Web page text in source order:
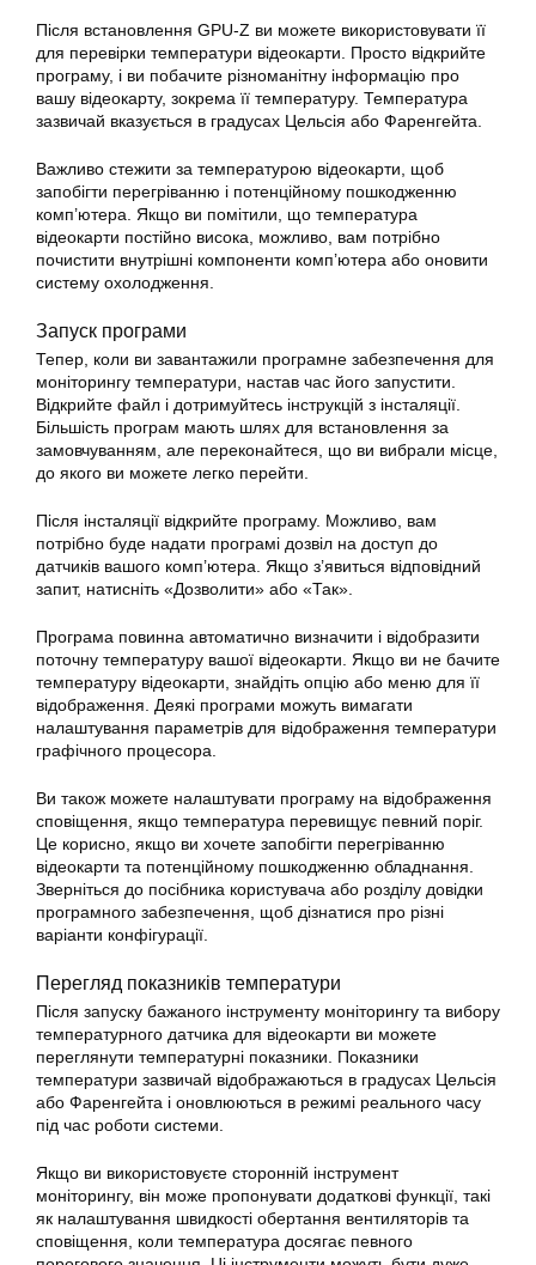
Після встановлення GPU-Z ви можете використовувати її
для перевірки температури відеокарти. Просто відкрийте
програму, і ви побачите різноманітну інформацію про
вашу відеокарту, зокрема її температуру. Температура
зазвичай вказується в градусах Цельсія або Фаренгейта.
Важливо стежити за температурою відеокарти, щоб
запобігти перегріванню і потенційному пошкодженню
комп’ютера. Якщо ви помітили, що температура
відеокарти постійно висока, можливо, вам потрібно
почистити внутрішні компоненти комп’ютера або оновити
систему охолодження.
Запуск програми
Тепер, коли ви завантажили програмне забезпечення для
моніторингу температури, настав час його запустити.
Відкрийте файл і дотримуйтесь інструкцій з інсталяції.
Більшість програм мають шлях для встановлення за
замовчуванням, але переконайтеся, що ви вибрали місце,
до якого ви можете легко перейти.
Після інсталяції відкрийте програму. Можливо, вам
потрібно буде надати програмі дозвіл на доступ до
датчиків вашого комп’ютера. Якщо з’явиться відповідний
запит, натисніть «Дозволити» або «Так».
Програма повинна автоматично визначити і відобразити
поточну температуру вашої відеокарти. Якщо ви не бачите
температуру відеокарти, знайдіть опцію або меню для її
відображення. Деякі програми можуть вимагати
налаштування параметрів для відображення температури
графічного процесора.
Ви також можете налаштувати програму на відображення
сповіщення, якщо температура перевищує певний поріг.
Це корисно, якщо ви хочете запобігти перегріванню
відеокарти та потенційному пошкодженню обладнання.
Зверніться до посібника користувача або розділу довідки
програмного забезпечення, щоб дізнатися про різні
варіанти конфігурації.
Перегляд показників температури
Після запуску бажаного інструменту моніторингу та вибору
температурного датчика для відеокарти ви можете
переглянути температурні показники. Показники
температури зазвичай відображаються в градусах Цельсія
або Фаренгейта і оновлюються в режимі реального часу
під час роботи системи.
Якщо ви використовуєте сторонній інструмент
моніторингу, він може пропонувати додаткові функції, такі
як налаштування швидкості обертання вентиляторів та
сповіщення, коли температура досягає певного